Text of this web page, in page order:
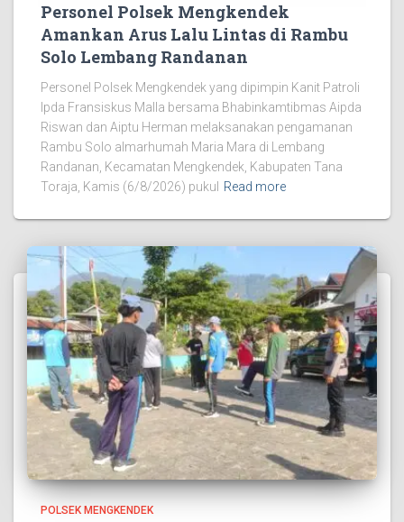
Personel Polsek Mengkendek
Amankan Arus Lalu Lintas di Rambu
Solo Lembang Randanan
Personel Polsek Mengkendek yang dipimpin Kanit Patroli
Ipda Fransiskus Malla bersama Bhabinkamtibmas Aipda
Riswan dan Aiptu Herman melaksanakan pengamanan
Rambu Solo almarhumah Maria Mara di Lembang
Randanan, Kecamatan Mengkendek, Kabupaten Tana
Toraja, Kamis (6/8/2026) pukul
Read more
POLSEK MENGKENDEK